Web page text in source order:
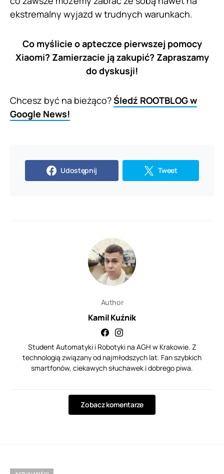
ekstremalny wyjazd w trudnych warunkach.
Co myślicie o apteczce pierwszej pomocy
Xiaomi? Zamierzacie ją zakupić? Zapraszamy
do dyskusji!
Chcesz być na bieżąco?Śledź ROOTBLOG w
Google News!
Udostępnij Tweet
Author
Kamil Kuźnik
Student Automatyki i Robotyki na AGH w Krakowie. Z
technologią związany od najmłodszych lat. Fan szybkich
smartfonów, ciekawych słuchawek i dobrego piwa.
Zobacz komentarze